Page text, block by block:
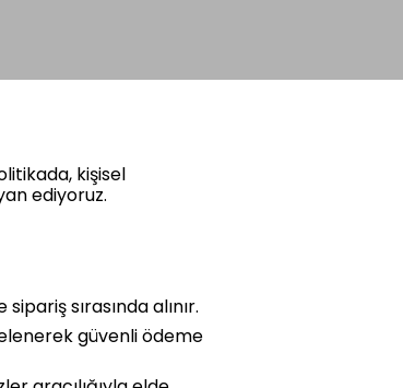
kişisel
ediyoruz.
sırasında alınır.
güvenli ödeme